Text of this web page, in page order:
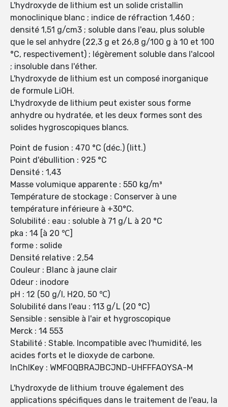
L'hydroxyde de lithium est un solide cristallin
monoclinique blanc ; indice de réfraction 1,460 ;
densité 1,51 g/cm3 ; soluble dans l'eau, plus soluble
que le sel anhydre (22,3 g et 26,8 g/100 g à 10 et 100
°C, respectivement) ; légèrement soluble dans l'alcool
; insoluble dans l'éther.
L'hydroxyde de lithium est un composé inorganique
de formule LiOH.
L'hydroxyde de lithium peut exister sous forme
anhydre ou hydratée, et les deux formes sont des
solides hygroscopiques blancs.
Point de fusion : 470 °C (déc.) (litt.)
Point d'ébullition : 925 °C
Densité : 1,43
Masse volumique apparente : 550 kg/m³
Température de stockage : Conserver à une
température inférieure à +30°C.
Solubilité : eau : soluble à 71 g/L à 20 °C
pka : 14 [à 20 ℃]
forme : solide
Densité relative : 2,54
Couleur : Blanc à jaune clair
Odeur : inodore
pH : 12 (50 g/l, H2O, 50 ℃)
Solubilité dans l'eau : 113 g/L (20 °C)
Sensible : sensible à l'air et hygroscopique
Merck : 14 553
Stabilité : Stable. Incompatible avec l'humidité, les
acides forts et le dioxyde de carbone.
InChIKey : WMFOQBRAJBCJND-UHFFFAOYSA-M
L'hydroxyde de lithium trouve également des
applications spécifiques dans le traitement de l'eau, la